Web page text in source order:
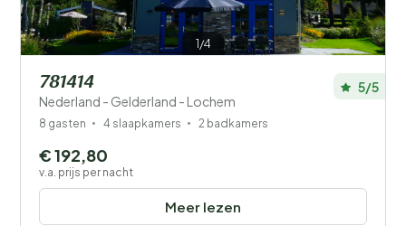
1/4
781414
Nederland - Gelderland - Lochem
5/5
8 gasten 4 slaapkamers 2 badkamers
Meer lezen
€ 192,80
v.a. prijs per nacht